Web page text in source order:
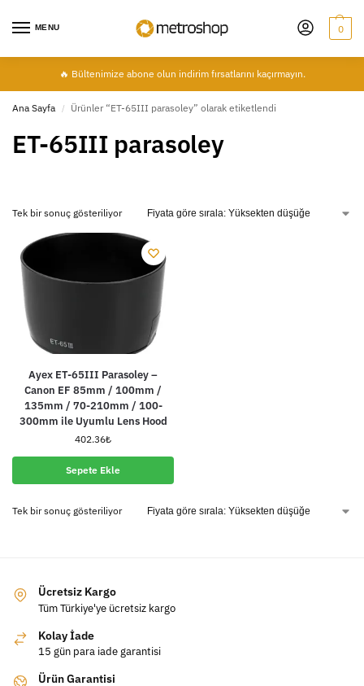
MENU 0
🔥 Bültenimize abone olun indirim fırsatlarını kaçırmayın.
Ana Sayfa / Ürünler “ET-65III parasoley” olarak etiketlendi
ET-65III parasoley
Tek bir sonuç gösteriliyor
Ayex ET-65III Parasoley –
Canon EF 85mm / 100mm /
135mm / 70-210mm / 100-
300mm ile Uyumlu Lens Hood
402.36₺
Sepete Ekle
Tek bir sonuç gösteriliyor
Ücretsiz Kargo
Tüm Türkiye'ye ücretsiz kargo
Kolay İade
15 gün para iade garantisi
Ürün Garantisi